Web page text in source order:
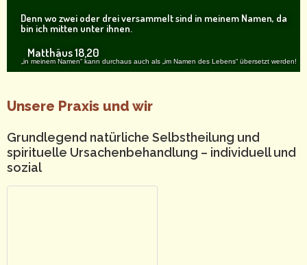
Denn wo zwei oder drei versammelt sind in meinem Namen, da
bin ich mitten unter ihnen.
Matthäus 18,20
„in meinem Namen“ kann durchaus auch als „im Namen des Lebens“ übersetzt werden!
Unsere Praxis und wir
Grundlegend natürliche Selbstheilung und
spirituelle Ursachenbehandlung – individuell und
sozial